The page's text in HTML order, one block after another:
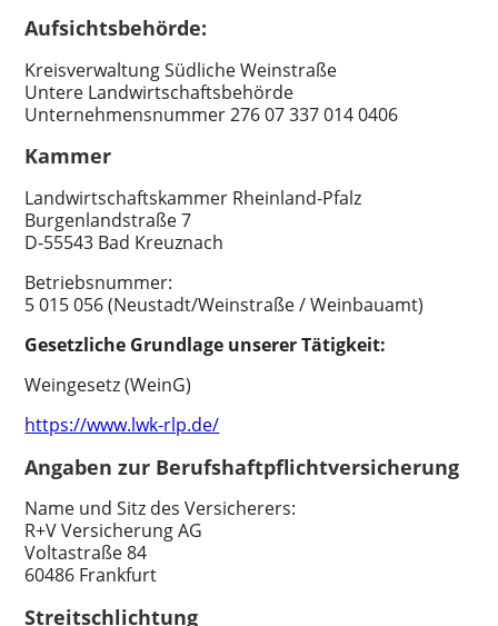
Aufsichtsbehörde:
Kreisverwaltung Südliche Weinstraße
Untere Landwirtschaftsbehörde
Unternehmensnummer 276 07 337 014 0406
Kammer
Landwirtschaftskammer Rheinland-Pfalz
Burgenlandstraße 7
D-55543 Bad Kreuznach
Betriebsnummer:
5 015 056 (Neustadt/Weinstraße / Weinbauamt)
Gesetzliche Grundlage unserer Tätigkeit:
Weingesetz (WeinG)
https://www.lwk-rlp.de/
Angaben zur Berufshaftpflichtversicherung
Name und Sitz des Versicherers:
R+V Versicherung AG
Voltastraße 84
60486 Frankfurt
Streitschlichtung